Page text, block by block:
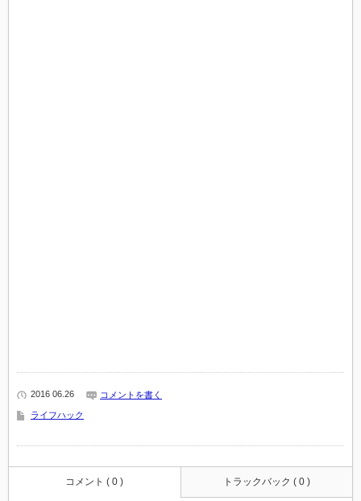
2016 06.26 コメントを書く
ライフハック
コメント ( 0 ) トラックバック ( 0 )